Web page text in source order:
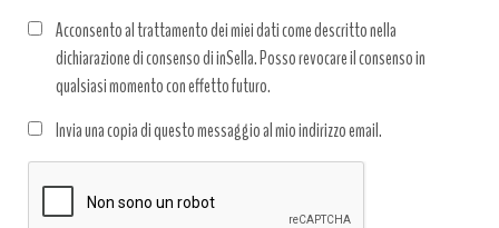
Acconsento al trattamento dei miei dati come descritto nella
dichiarazione di consenso di inSella. Posso revocare il consenso in
qualsiasi momento con effetto futuro.
dati
*
Invia una copia di questo messaggio al mio indirizzo email.